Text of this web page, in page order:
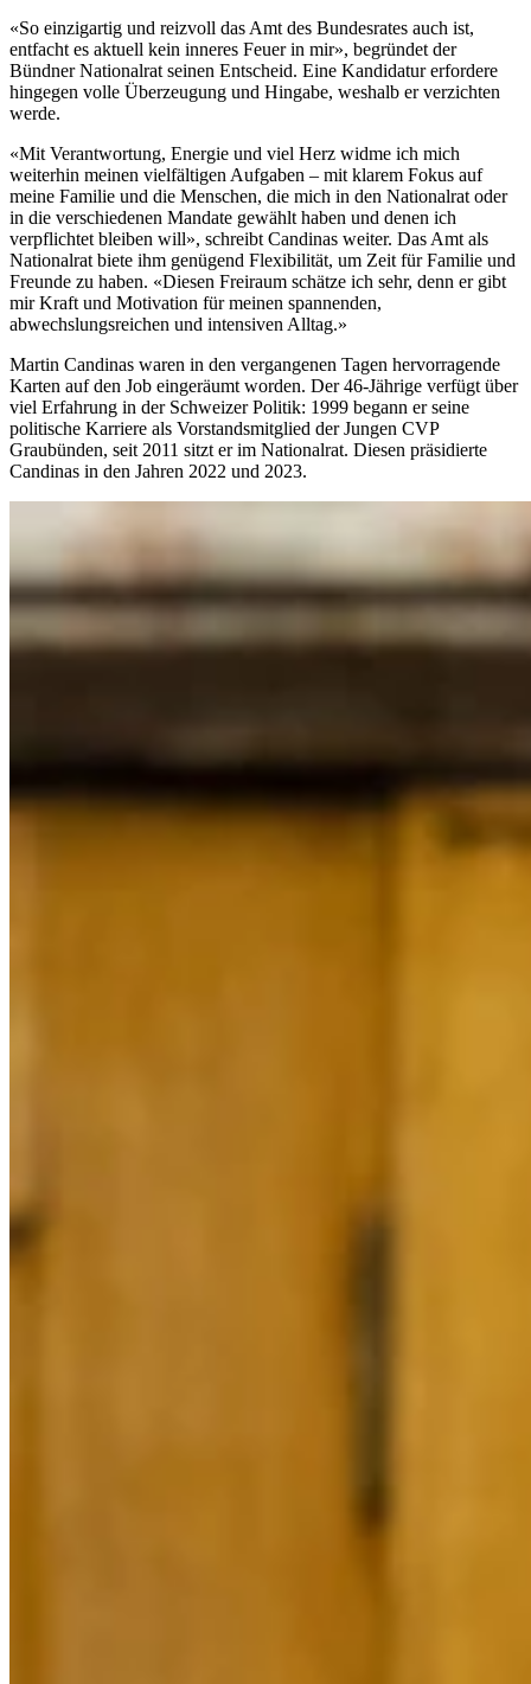
«So einzigartig und reizvoll das Amt des Bundesrates auch ist,
entfacht es aktuell kein inneres Feuer in mir», begründet der
Bündner Nationalrat seinen Entscheid. Eine Kandidatur erfordere
hingegen volle Überzeugung und Hingabe, weshalb er verzichten
werde.
«Mit Verantwortung, Energie und viel Herz widme ich mich
weiterhin meinen vielfältigen Aufgaben – mit klarem Fokus auf
meine Familie und die Menschen, die mich in den Nationalrat oder
in die verschiedenen Mandate gewählt haben und denen ich
verpflichtet bleiben will», schreibt Candinas weiter. Das Amt als
Nationalrat biete ihm genügend Flexibilität, um Zeit für Familie und
Freunde zu haben. «Diesen Freiraum schätze ich sehr, denn er gibt
mir Kraft und Motivation für meinen spannenden,
abwechslungsreichen und intensiven Alltag.»
Martin Candinas waren in den vergangenen Tagen hervorragende
Karten auf den Job eingeräumt worden. Der 46-Jährige verfügt über
viel Erfahrung in der Schweizer Politik: 1999 begann er seine
politische Karriere als Vorstandsmitglied der Jungen CVP
Graubünden, seit 2011 sitzt er im Nationalrat. Diesen präsidierte
Candinas in den Jahren 2022 und 2023.